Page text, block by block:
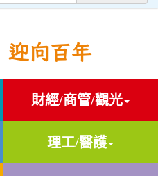
迎向百年
財經/商管/觀光
理工/醫護